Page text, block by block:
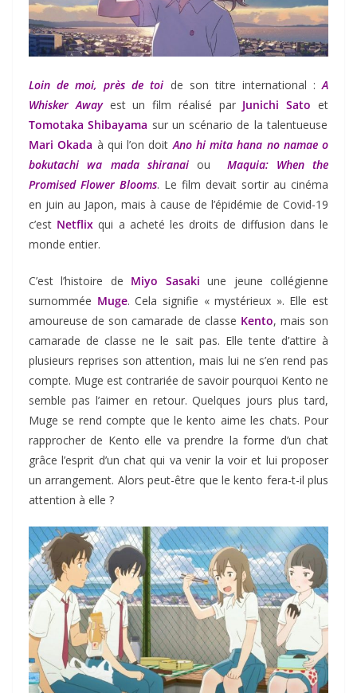
Loin de moi, près de toi de son titre international :A
Whisker Awayest un film réalisé par Junichi Sato et
Tomotaka Shibayama sur un scénario de la talentueuse
Mari Okada à qui l’on doit Ano hi mita hana no namae o
bokutachi wa mada shiranaiou Maquia: When the
Promised Flower Blooms. Le film devait sortir au cinéma
en juin au Japon, mais à cause de l’épidémie de Covid-19
c’est Netflix qui a acheté les droits de diffusion dans le
monde entier.
C’est l’histoire de Miyo Sasaki une jeune collégienne
surnommée Muge. Cela signifie « mystérieux ». Elle est
amoureuse de son camarade de classe Kento, mais son
camarade de classe ne le sait pas. Elle tente d’attire à
plusieurs reprises son attention, mais lui ne s’en rend pas
compte. Muge est contrariée de savoir pourquoi Kento ne
semble pas l’aimer en retour. Quelques jours plus tard,
Muge se rend compte que le kento aime les chats. Pour
rapprocher de Kento elle va prendre la forme d’un chat
grâce l’esprit d’un chat qui va venir la voir et lui proposer
un arrangement. Alors peut-être que le kento fera-t-il plus
attention à elle ?